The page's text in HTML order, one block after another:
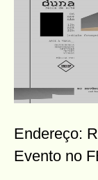
Endereço:
Evento no